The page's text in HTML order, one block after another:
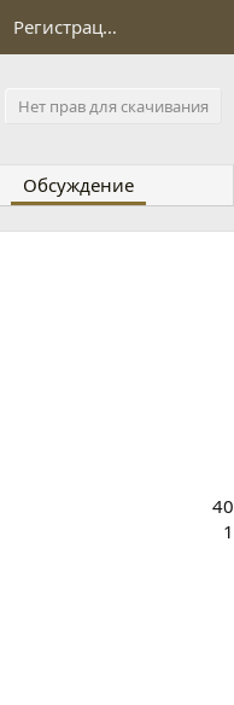
Регистрация
Нет прав для скачивания
Обсуждение
40
1